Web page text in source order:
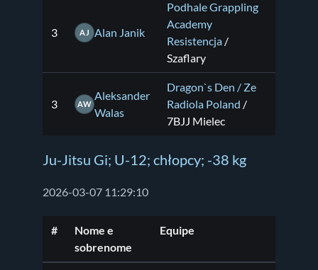
3 AJ Alan Janik
Podhale Grappling
Academy
Resistencja /
Szaflary
3 AW
Aleksander
Walas
Dragon`s Den / Ze
Radiola Poland /
7BJJ Mielec
Ju-Jitsu Gi; U-12; chłopcy; -38 kg
2026-03-07 11:29:10
#
Nome e
sobrenome
Equipe